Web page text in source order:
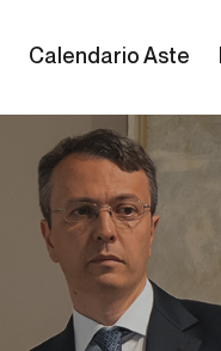
Calendario Aste